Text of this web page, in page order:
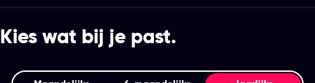
Kies wat bij je past.